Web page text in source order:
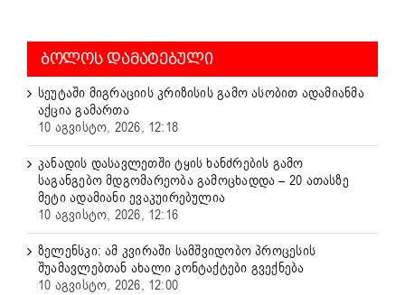
ᲑᲝᲚᲝᲡ ᲓᲐᲛᲐᲢᲔᲑᲣᲚᲘ
სეუტაში მიგრაციის კრიზისის გამო ასობით ადამიანმა
აქცია გამართა
10 აგვისტო, 2026, 12:18
კანადის დასავლეთში ტყის ხანძრების გამო
საგანგებო მდგომარეობა გამოცხადდა – 20 ათასზე
მეტი ადამიანი ევაკუირებულია
10 აგვისტო, 2026, 12:16
ზელენსკი: ამ კვირაში სამშვიდობო პროცესის
შუამავლებთან ახალი კონტაქტები გვექნება
10 აგვისტო, 2026, 12:00